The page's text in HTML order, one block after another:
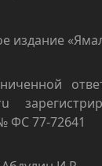
издание
ФС 77-72641